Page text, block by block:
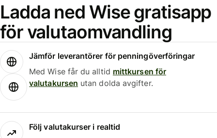
Ladda ned Wise gratisapp
för valutaomvandling
Jämför leverantörer för penningöverföringar
Med Wise får du alltid mittkursen för
valutakursen utan dolda avgifter.
Följ valutakurser i realtid